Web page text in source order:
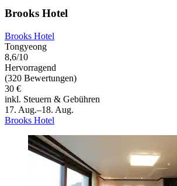
Brooks Hotel
Brooks Hotel
Tongyeong
8,6/10
Hervorragend
(320 Bewertungen)
30 €
inkl. Steuern & Gebühren
17. Aug.–18. Aug.
Brooks Hotel